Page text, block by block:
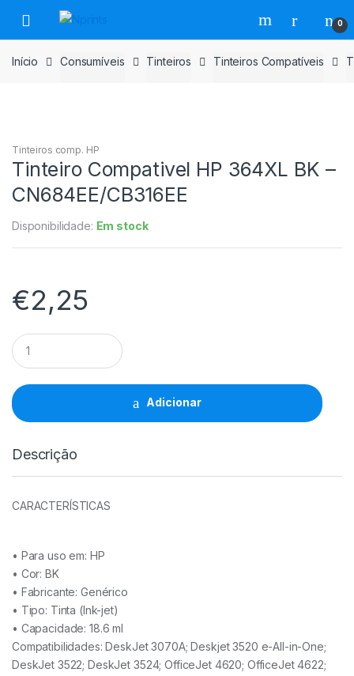
para
navegação
para
o
conteúdo
0
Início Consumíveis Tinteiros Tinteiros Compatíveis
Tinteiros comp. HP
Tinteiro Compativel HP 364XL BK –
CN684EE/CB316EE
Disponibilidade: Em stock
€2,25
Tinteiro
Compativel
HP
364XL
BK
-
CN684EE/CB316EE
Adicionar
Descrição
CARACTERÍSTICAS
• Para uso em: HP
• Cor: BK
• Fabricante:Genérico
• Tipo: Tinta (Ink-jet)
• Capacidade:18.6 ml
Compatibilidades: DeskJet 3070A; Deskjet 3520 e-All-in-One;
DeskJet 3522; DeskJet 3524; OfficeJet 4620; OfficeJet 4622;